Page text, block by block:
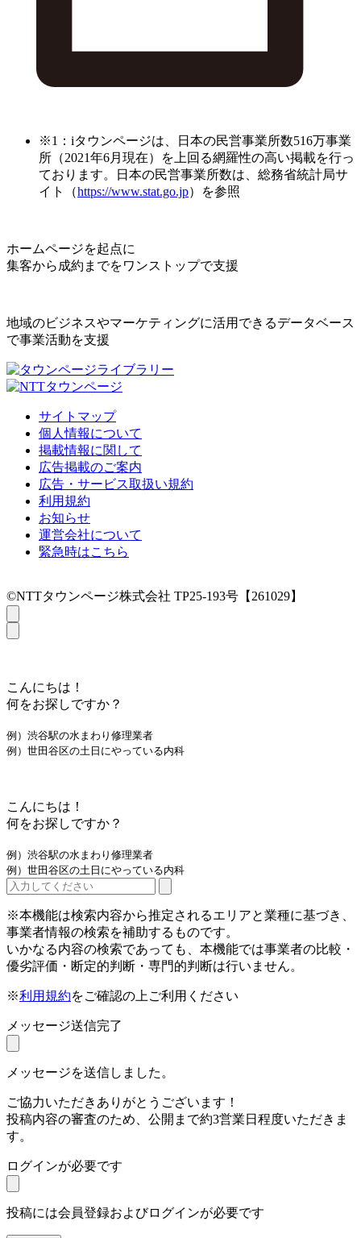
※1：iタウンページは、日本の民営事業所数516万事業
所（2021年6月現在）を上回る網羅性の高い掲載を行っ
ております。日本の民営事業所数は、総務省統計局サ
イト（https://www.stat.go.jp）を参照
ホームページを起点に
集客から成約までをワンストップで支援
地域のビジネスやマーケティングに活用できるデータベース
で事業活動を支援
サイトマップ
個人情報について
掲載情報に関して
広告掲載のご案内
広告・サービス取扱い規約
利用規約
お知らせ
運営会社について
緊急時はこちら
©NTTタウンページ株式会社 TP25-193号【261029】
こんにちは！
何をお探しですか？
例）渋谷駅の水まわり修理業者
例）世田谷区の土日にやっている内科
こんにちは！
何をお探しですか？
例）渋谷駅の水まわり修理業者
例）世田谷区の土日にやっている内科
※本機能は検索内容から推定されるエリアと業種に基づき、
事業者情報の検索を補助するものです。
いかなる内容の検索であっても、本機能では事業者の比較・
優劣評価・断定的判断・専門的判断は行いません。
※利用規約をご確認の上ご利用ください
メッセージ送信完了
メッセージを送信しました。
ご協力いただきありがとうございます！
投稿内容の審査のため、公開まで約3営業日程度いただきま
す。
ログインが必要です
投稿には会員登録およびログインが必要です